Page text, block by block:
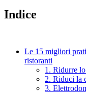
Indice
Le 15 migliori
ristoranti
1. Ridurre
2. Riduci la
3.